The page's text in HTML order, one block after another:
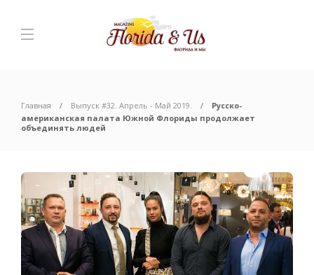
Главная Выпуск #32. Апрель - Май 2019.
Русско-
американская палата Южной Флориды продолжает
объединять людей